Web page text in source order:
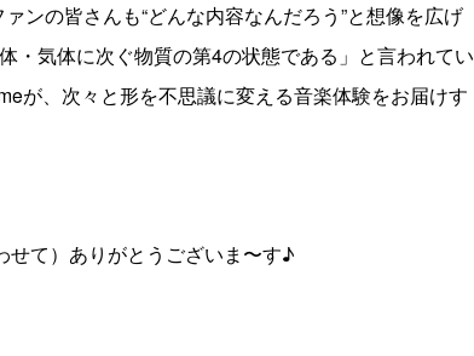
ンの皆さんも“どんな内容なんだろう”と想像を広げ
・気体に次ぐ物質の第4の状態である」と言われてい
が、次々と形を不思議に変える音楽体験をお届けす
て）ありがとうございま〜す♪